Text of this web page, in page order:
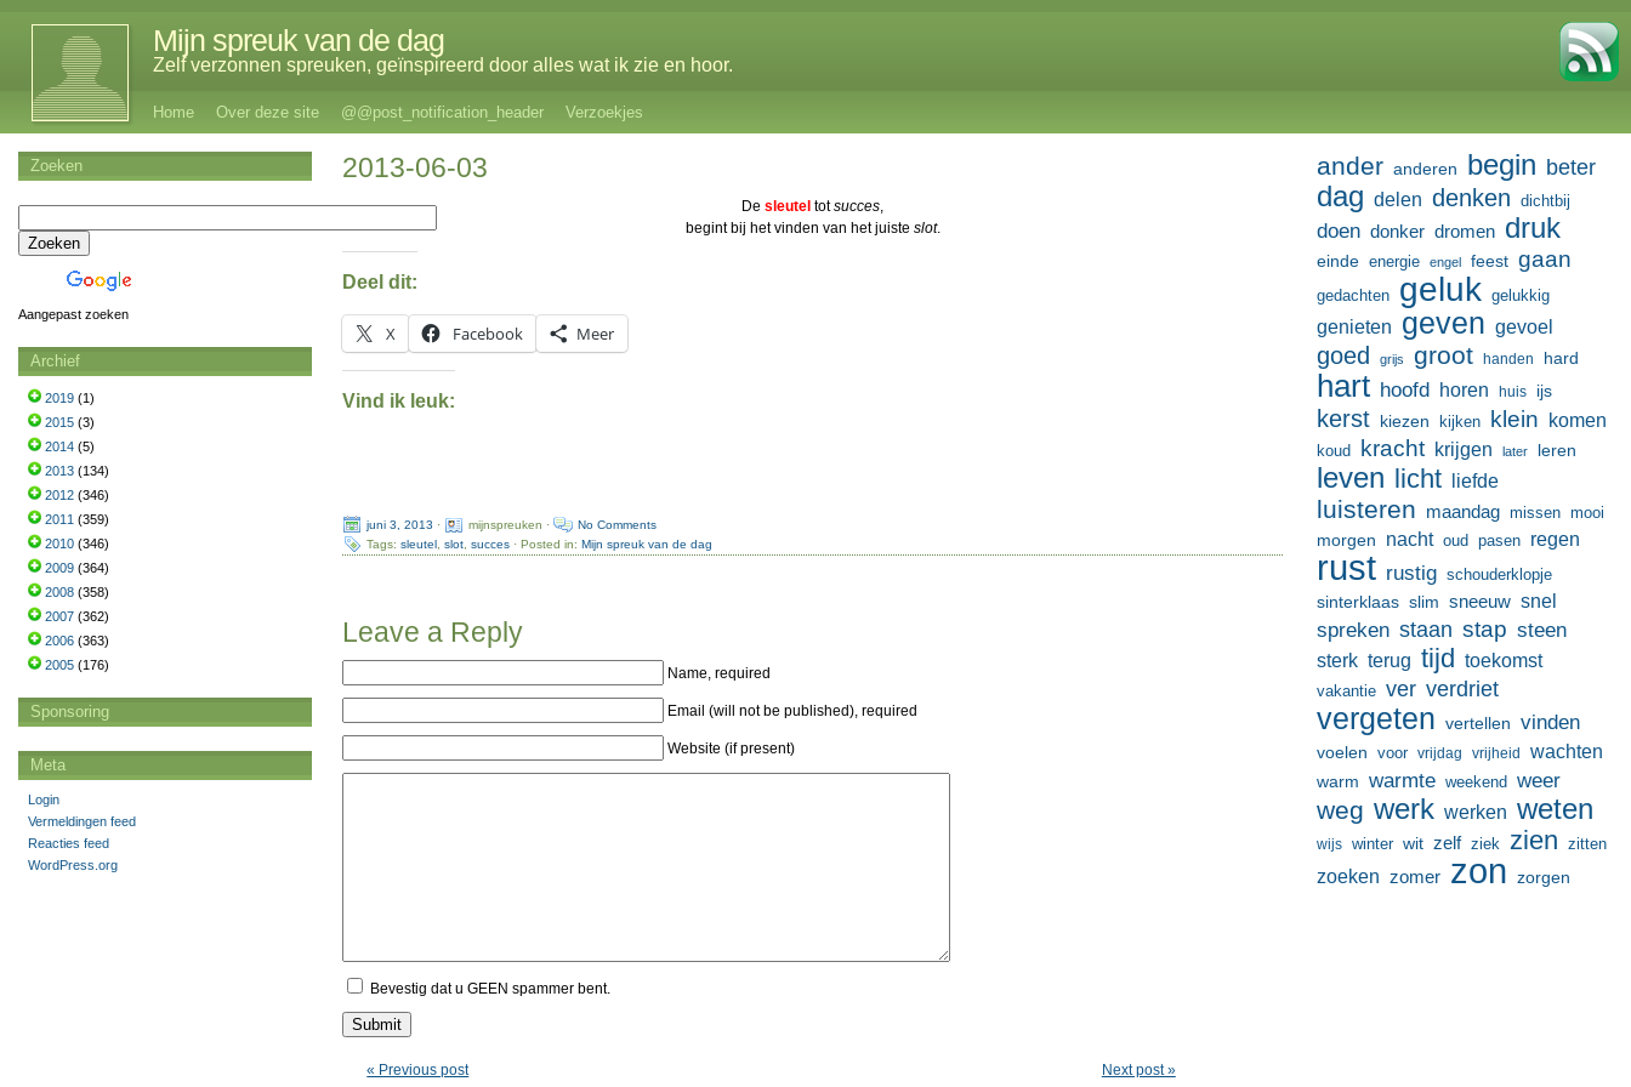
Mijn spreuk van de dag
Zelf verzonnen spreuken, geïnspireerd door alles wat ik zie en hoor.
Home Over deze site @@post_notification_header Verzoekjes
2013-06-03
Desleutel totsucces,
begint bij het vinden van het juiste slot.
Deel dit:
X Facebook Meer
Vind ik leuk:
juni 3, 2013 · mijnspreuken ·
No Comments
Tags:sleutel ,slot ,succes · Posted in:Mijn spreuk van de dag
Leave a Reply
Name, required
Email (will not be published), required
Website (if present)
Bevestig dat u GEEN spammer bent.
« Previous post Next post »
ander anderen begin beter
dag delen denken dichtbij
doen donker dromen druk
einde energie engel feest gaan
gedachten geluk gelukkig
genieten geven gevoel
goed grijs groot handen hard
hart hoofd horen huis ijs
kerst kiezen kijken klein komen
koud kracht krijgen later leren
leven licht liefde
luisteren maandag missen mooi
morgen nacht oud pasen regen
rust rustig schouderklopje
sinterklaas slim sneeuw snel
spreken staan stap steen
sterk terug tijd toekomst
vakantie ver verdriet
vergeten vertellen vinden
voelen voor vrijdag vrijheid wachten
warm warmte weekend weer
weg werk werken weten
wijs winter wit zelf ziek zien zitten
zoeken zomer zon zorgen
Zoeken
Aangepast zoeken
Archief
2019 (1)
2015 (3)
2014 (5)
2013 (134)
2012 (346)
2011 (359)
2010 (346)
2009 (364)
2008 (358)
2007 (362)
2006 (363)
2005 (176)
Sponsoring
Meta
Login
Vermeldingen feed
Reacties feed
WordPress.org